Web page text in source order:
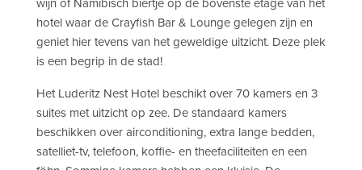
hotel waar de Crayfish Bar & Lounge gelegen zijn en
geniet hier tevens van het geweldige uitzicht. Deze plek
is een begrip in de stad!
Het Luderitz Nest Hotel beschikt over 70 kamers en 3
suites met uitzicht op zee. De standaard kamers
beschikken over airconditioning, extra lange bedden,
satelliet-tv, telefoon, koffie- en theefaciliteiten en een